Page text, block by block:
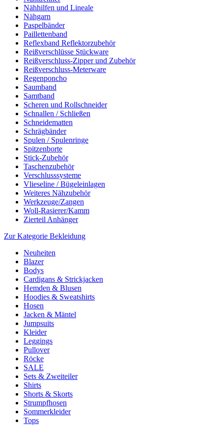
Nähhilfen und Lineale
Nähgarn
Paspelbänder
Paillettenband
Reflexband Reflektorzubehör
Reißverschlüsse Stückware
Reißverschluss-Zipper und Zubehör
Reißverschluss-Meterware
Regenponcho
Saumband
Samtband
Scheren und Rollschneider
Schnallen / Schließen
Schneidematten
Schrägbänder
Spulen / Spulenringe
Spitzenborte
Stick-Zubehör
Taschenzubehör
Verschlusssysteme
Vlieseline / Bügeleinlagen
Weiteres Nähzubehör
Werkzeuge/Zangen
Woll-Rasierer/Kamm
Zierteil Anhänger
Zur Kategorie Bekleidung
Neuheiten
Blazer
Bodys
Cardigans & Strickjacken
Hemden & Blusen
Hoodies & Sweatshirts
Hosen
Jacken & Mäntel
Jumpsuits
Kleider
Leggings
Pullover
Röcke
SALE
Sets & Zweiteiler
Shirts
Shorts & Skorts
Strumpfhosen
Sommerkleider
Tops